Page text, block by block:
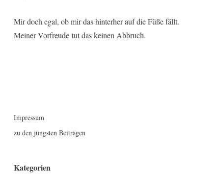
Mir doch egal, ob mir das hinterher auf die Füße fällt.
Meiner Vorfreude tut das keinen Abbruch.
Impressum
zu den jüngsten Beiträgen
Kategorien